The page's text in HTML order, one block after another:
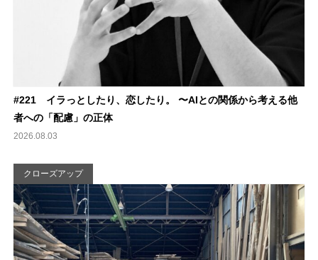
#221 イラっとしたり、恋したり。 〜AIとの関係から考える他
者への「配慮」の正体
2026.08.03
クローズアップ